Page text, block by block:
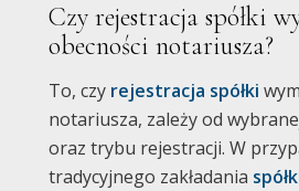
Czy rejestracja spółki
obecności notariusza?
To, czy rejestracja spółki
notariusza, zależy od
oraz trybu rejestracji. W
tradycyjnego zakładania